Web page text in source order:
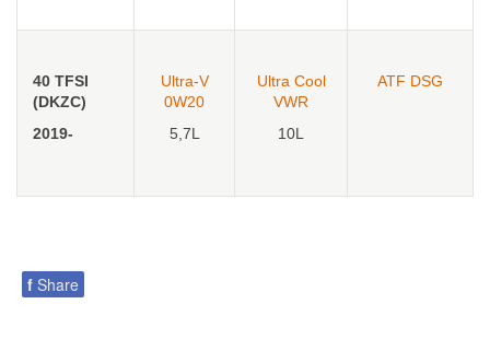
40 TFSI
(DKZC)
2019-
Ultra-V
0W20
5,7L
Ultra Cool
VWR
10L
ATF DSG
f Share